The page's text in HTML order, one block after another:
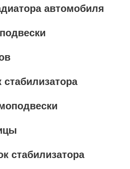
автомобиля
стабилизатора
стабилизатора